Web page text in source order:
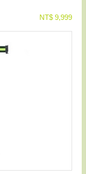
NT$ 9,999